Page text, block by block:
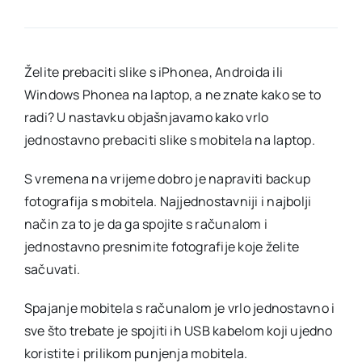
na
laptop
Želite prebaciti slike s iPhonea, Androida ili
Windows Phonea na laptop, a ne znate kako se to
radi? U nastavku objašnjavamo kako vrlo
jednostavno prebaciti slike s mobitela na laptop.
S vremena na vrijeme dobro je napraviti backup
fotografija s mobitela. Najjednostavniji i najbolji
način za to je da ga spojite s računalom i
jednostavno presnimite fotografije koje želite
sačuvati.
Spajanje mobitela s računalom je vrlo jednostavno i
sve što trebate je spojiti ih USB kabelom koji ujedno
koristite i prilikom punjenja mobitela.